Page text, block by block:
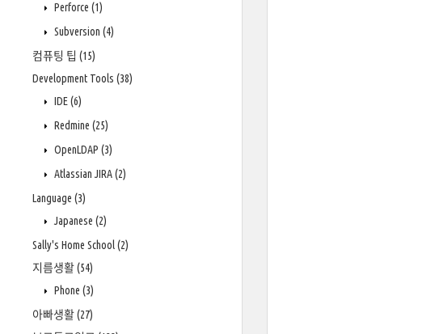
Perforce (1)
Subversion (4)
컴퓨팅 팁 (15)
Development Tools (38)
IDE(6)
Redmine (25)
OpenLDAP (3)
Atlassian JIRA(2)
Language (3)
Japanese (2)
Sally's Home School(2)
지름생활(54)
Phone (3)
아빠생활(27)